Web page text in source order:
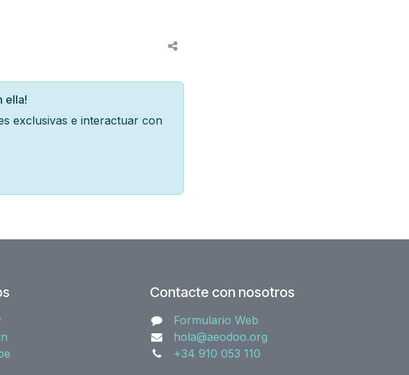
ella!
exclusivas e interactuar con
Contacte con nosotros
Formulario Web
hola@aeodoo.org
+34 910 053 110